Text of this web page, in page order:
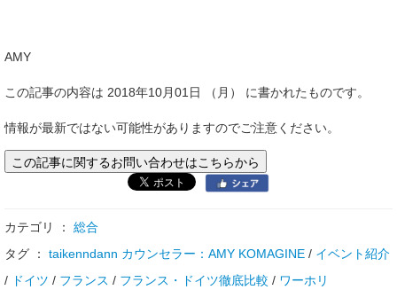
AMY
この記事の内容は 2018年10月01日 （月） に書かれたものです。
情報が最新ではない可能性がありますのでご注意ください。
この記事に関するお問い合わせはこちらから
カテゴリ ： 総合
タグ ： taikenndann カウンセラー：AMY KOMAGINE / イベント紹介
/ ドイツ / フランス / フランス・ドイツ徹底比較 / ワーホリ